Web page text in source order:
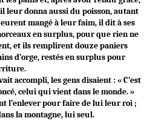
leur donna aussi du poisson, autant
mangé à leur faim, il dit à ses
en surplus, pour que rien ne
et ils remplirent douze paniers
d’orge, restés en surplus pour
accompli, les gens disaient : « C’est
celui qui vient dans le monde. »
l’enlever pour faire de lui leur roi ;
la montagne, lui seul.